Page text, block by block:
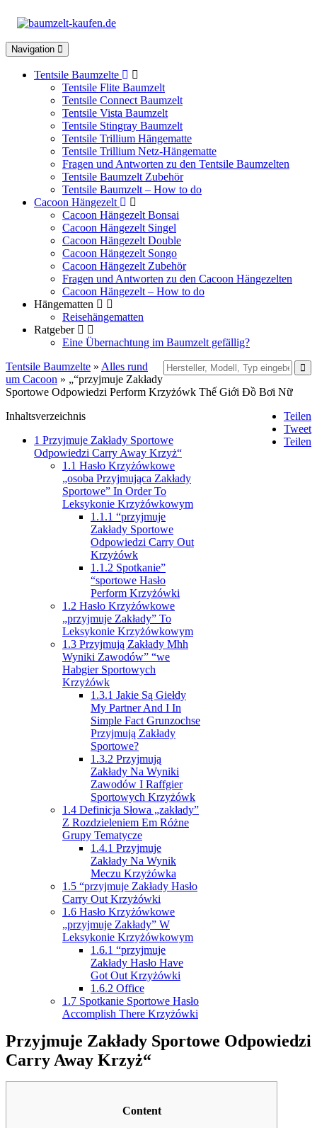
Toggle
navigation
Navigation
Tentsile Baumzelte
Tentsile Flite Baumzelt
Tentsile Connect Baumzelt
Tentsile Vista Baumzelt
Tentsile Stingray Baumzelt
Tentsile Trillium Hängematte
Tentsile Trillium Netz-Hängematte
Fragen und Antworten zu den Tentsile Baumzelten
Tentsile Baumzelt Zubehör
Tentsile Baumzelt – How to do
Cacoon Hängezelt
Cacoon Hängezelt Bonsai
Cacoon Hängezelt Singel
Cacoon Hängezelt Double
Cacoon Hängezelt Songo
Cacoon Hängezelt Zubehör
Fragen und Antworten zu den Cacoon Hängezelten
Cacoon Hängezelt – How to do
Hängematten
Reisehängematten
Ratgeber
Eine Übernachtung im Baumzelt gefällig?
Tentsile Baumzelte » Alles rund
um Cacoon » „“przyjmuje Zakłady
Sportowe Odpowiedzi Perform Krzyżówk Thế Giới Đồ Bơi Nữ
Teilen
Tweet
Teilen
Inhaltsverzeichnis
1 Przyjmuje Zakłady Sportowe
Odpowiedzi Carry Away Krzyż“
1.1 Hasło Krzyżówkowe
„osoba Przyjmująca Zakłady
Sportowe” In Order To
Leksykonie Krzyżówkowym
1.1.1 “przyjmuje
Zakłady Sportowe
Odpowiedzi Carry Out
Krzyżówk
1.1.2 Spotkanie”
“sportowe Hasło
Perform Krzyżówki
1.2 Hasło Krzyżówkowe
„przyjmuje Zakłady” To
Leksykonie Krzyżówkowym
1.3 Przyjmują Zakłady Mhh
Wyniki Zawodów” “we
Habgier Sportowych
Krzyżówk
1.3.1 Jakie Są Giełdy
My Partner And I In
Simple Fact Grunzochse
Przyjmują Zakłady
Sportowe?
1.3.2 Przyjmują
Zakłady Na Wyniki
Zawodów I Raffgier
Sportowych Krzyżówk
1.4 Definicja Słowa „zakłady”
Z Rozdzieleniem Em Różne
Grupy Tematycze
1.4.1 Przyjmuje
Zakłady Na Wynik
Meczu Krzyżówka
1.5 “przyjmuje Zakłady Hasło
Carry Out Krzyżówki
1.6 Hasło Krzyżówkowe
„przyjmuje Zakłady” W
Leksykonie Krzyżówkowym
1.6.1 “przyjmuje
Zakłady Hasło Have
Got Out Krzyżówki
1.6.2 Office
1.7 Spotkanie Sportowe Hasło
Accomplish There Krzyżówki
Przyjmuje Zakłady Sportowe Odpowiedzi
Carry Away Krzyż“
Content